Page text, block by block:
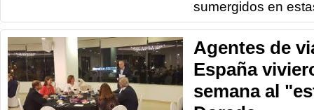
sumergidos en
Agentes de
España
semana al